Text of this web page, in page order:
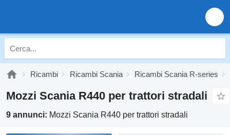
Ricambi Ricambi Scania Ricambi Scania R-series
Mozzi Scania R440 per trattori stradali
9 annunci: Mozzi Scania R440 per trattori stradali